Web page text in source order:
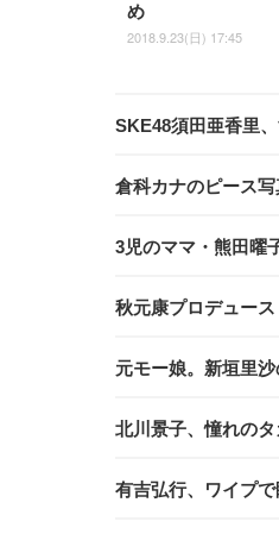
め
2018.9.23(日) 17:45
SKE48須田亜香里
倉科カナのピース写
3児のママ・熊田曜
秋元康プロデュー
元モー娘。新垣里
北川景子、憧れの
有吉弘行、ワイプ